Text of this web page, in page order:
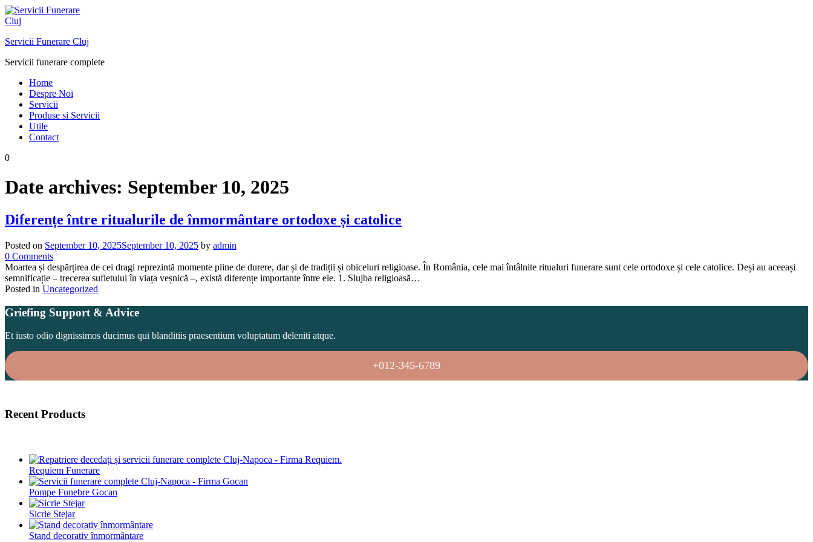
Skip
to
Servicii Funerare Cluj
Servicii funerare complete
Home
Despre Noi
Servicii
Produse si Servicii
Utile
Contact
0
Date archives: September 10, 2025
Diferențe între ritualurile de înmormântare ortodoxe și catolice
Posted on September 10, 2025September 10, 2025 by admin
0 Commentson
Diferențe
între
ritualurile
înmormântare
ortodoxe
și
catolice
Moartea și despărțirea de cei dragi reprezintă momente pline de durere, dar și de tradiții și obiceiuri religioase. În România, cele mai întâlnite ritualuri funerare sunt cele ortodoxe și cele catolice. Deși au aceeași
semnificație – trecerea sufletului în viața veșnică –, există diferențe importante între ele. 1. Slujba religioasă…
Posted in Uncategorized
navigation
Griefing Support & Advice
Et iusto odio dignissimos ducimus qui blanditiis praesentium voluptatum deleniti atque.
+012-345-6789
Recent Products
Requiem Funerare
Pompe Funebre Gocan
Sicrie Stejar
Stand decorativ înmormântare